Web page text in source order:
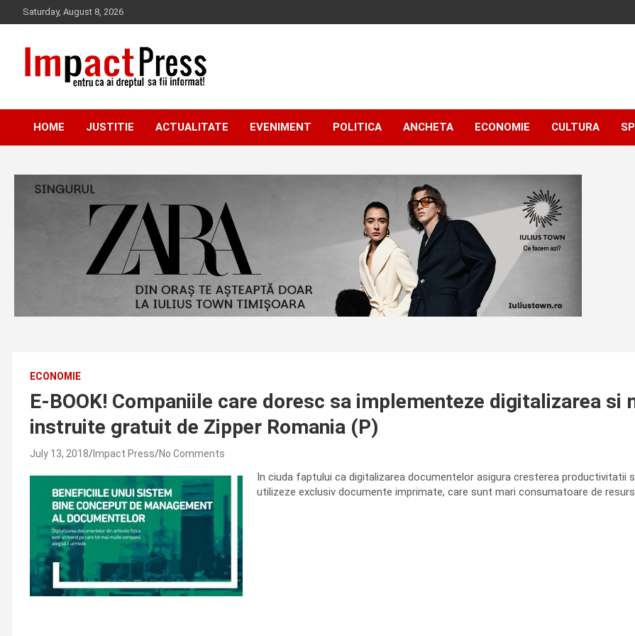
to
Saturday, August 8, 2026
IMPACTPRESS
HOME JUSTITIE ACTUALITATE EVENIMENT POLITICA ANCHETA ECONOMIE CULTURA
ECONOMIE
E-BOOK! Companiile care doresc sa implementeze digitalizarea si
instruite gratuit de Zipper Romania (P)
July 13, 2018 Impact Press No Comments
In ciuda faptului ca digitalizarea documentelor asigura cresterea productivitatii
utilizeze exclusiv documente imprimate, care sunt mari consumatoare de